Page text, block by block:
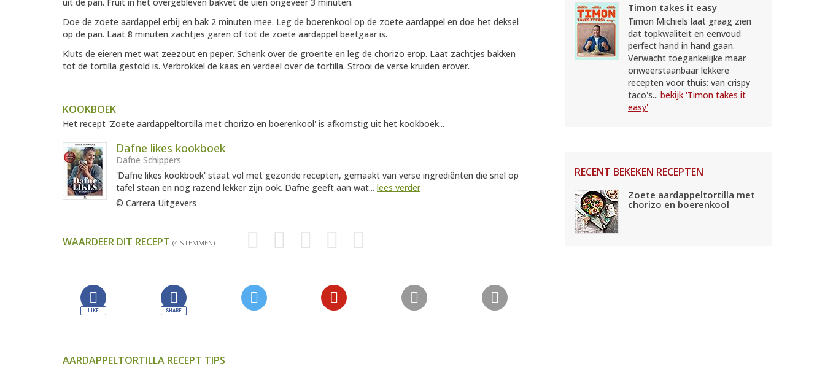
uit de pan. Fruit in het overgebleven bakvet de uien ongeveer 3 minuten.
Doe de zoete aardappel erbij en bak 2 minuten mee. Leg de boerenkool op de zoete aardappel en doe het deksel
op de pan. Laat 8 minuten zachtjes garen of tot de zoete aardappel beetgaar is.
Kluts de eieren met wat zeezout en peper. Schenk over de groente en leg de chorizo erop. Laat zachtjes bakken
tot de tortilla gestold is. Verbrokkel de kaas en verdeel over de tortilla. Strooi de verse kruiden erover.
KOOKBOEK
Het recept 'Zoete aardappeltortilla met chorizo en boerenkool' is afkomstig uit het kookboek...
Dafne likes kookboek
Dafne Schippers
'Dafne likes kookboek' staat vol met gezonde recepten, gemaakt van verse ingrediënten die snel op
tafel staan en nog razend lekker zijn ook. Dafne geeft aan wat... lees verder
© Carrera Uitgevers
WAARDEER DIT RECEPT (4 STEMMEN)
AARDAPPELTORTILLA RECEPT TIPS
Timon takes it easy
Timon Michiels laat graag zien
dat topkwaliteit en eenvoud
perfect hand in hand gaan.
Verwacht toegankelijke maar
onweerstaanbaar lekkere
recepten voor thuis: van crispy
taco's... bekijk 'Timon takes it
easy'
RECENT BEKEKEN RECEPTEN
Zoete aardappeltortilla met
chorizo en boerenkool